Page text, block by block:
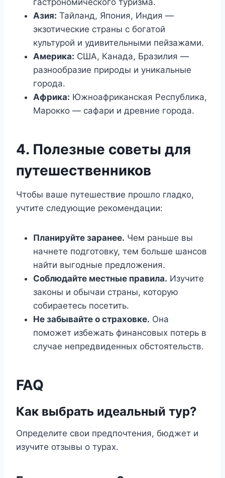
гастрономического туризма.
Азия: Тайланд, Япония, Индия —
экзотические страны с богатой
культурой и удивительными пейзажами.
Америка: США, Канада, Бразилия —
разнообразие природы и уникальные
города.
Африка: Южноафриканская Республика,
Марокко — сафари и древние города.
4. Полезные советы для
путешественников
Чтобы ваше путешествие прошло гладко,
учтите следующие рекомендации:
Планируйте заранее. Чем раньше вы
начнете подготовку, тем больше шансов
найти выгодные предложения.
Соблюдайте местные правила. Изучите
законы и обычаи страны, которую
собираетесь посетить.
Не забывайте о страховке. Она
поможет избежать финансовых потерь в
случае непредвиденных обстоятельств.
FAQ
Как выбрать идеальный тур?
Определите свои предпочтения, бюджет и
изучите отзывы о турах.